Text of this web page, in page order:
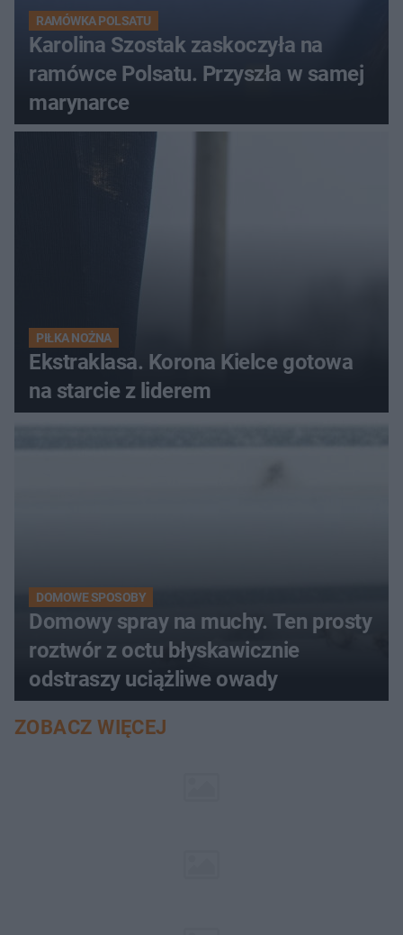
RAMÓWKA POLSATU
Karolina Szostak zaskoczyła na
ramówce Polsatu. Przyszła w samej
marynarce
PIŁKA NOŻNA
Ekstraklasa. Korona Kielce gotowa
na starcie z liderem
DOMOWE SPOSOBY
Domowy spray na muchy. Ten prosty
roztwór z octu błyskawicznie
odstraszy uciążliwe owady
ZOBACZ WIĘCEJ